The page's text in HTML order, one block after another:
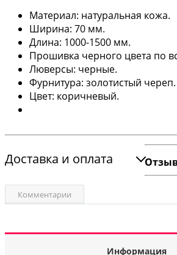
Материал: натуральная кожа.
Ширина: 70 мм.
Длина: 1000-1500 мм.
Прошивка черного цвета по
Люверсы: черные.
Фурнитура: золотистый череп.
Цвет: коричневый.
Доставка и оплата
Комментарии
Информация